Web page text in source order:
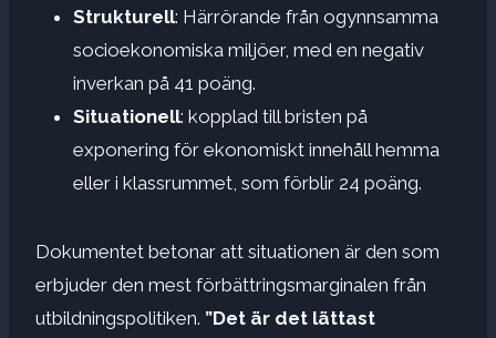
Strukturell: Härrörande från ogynnsamma
socioekonomiska miljöer, med en negativ
inverkan på 41 poäng.
Situationell: kopplad till bristen på
exponering för ekonomiskt innehåll hemma
eller i klassrummet, som förblir 24 poäng.
Dokumentet betonar att situationen är den som
erbjuder den mest förbättringsmarginalen från
utbildningspolitiken. ”Det är det lättast